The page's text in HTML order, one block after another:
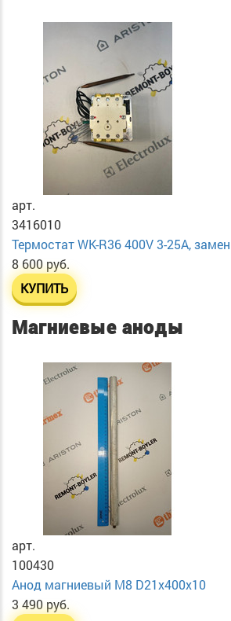
арт.
3416010
Термостат WK-R36 400V 3-25A,
8 600 руб.
КУПИТЬ
Магниевые аноды
арт.
100430
Анод магниевый М8 D21х400х10
3 490 руб.